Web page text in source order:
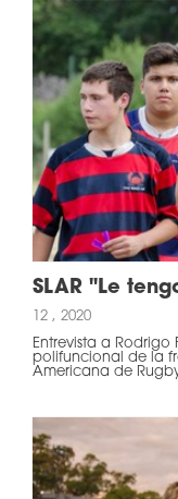
SLAR "Le
12 , 2020
Entrevista a
polifuncional de la
Americana de